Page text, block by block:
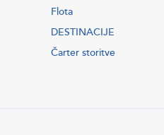
Flota
DESTINACIJE
Čarter storitve